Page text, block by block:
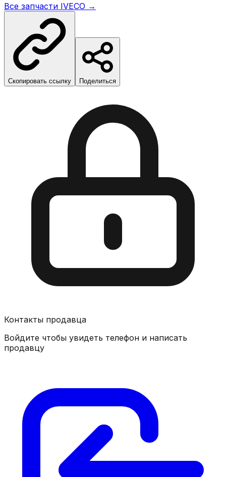
Все запчасти IVECO →
Скопировать ссылку Поделиться
Контакты продавца
Войдите чтобы увидеть телефон и написать
продавцу